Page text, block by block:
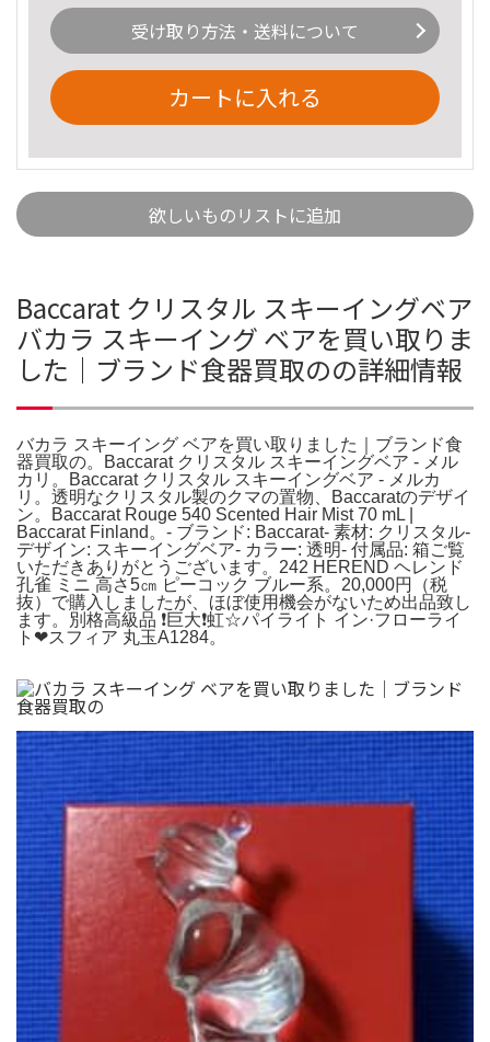
受け取り方法・送料について
カートに入れる
欲しいものリストに追加
Baccarat クリスタル スキーイングベア
バカラ スキーイング ベアを買い取りま
した｜ブランド食器買取のの詳細情報
バカラ スキーイング ベアを買い取りました｜ブランド食
器買取の。Baccarat クリスタル スキーイングベア - メル
カリ。Baccarat クリスタル スキーイングベア - メルカ
リ。透明なクリスタル製のクマの置物、Baccaratのデザイ
ン。Baccarat Rouge 540 Scented Hair Mist 70 mL |
Baccarat Finland。- ブランド: Baccarat- 素材: クリスタル-
デザイン: スキーイングベア- カラー: 透明- 付属品: 箱ご覧
いただきありがとうございます。242 HEREND ヘレンド
孔雀 ミニ 高さ5㎝ ピーコック ブルー系。20,000円（税
抜）で購入しましたが、ほぼ使用機会がないため出品致し
ます。別格高級品 ❗️巨大❗️虹☆パイライト イン·フローライ
ト❤︎スフィア 丸玉A1284。